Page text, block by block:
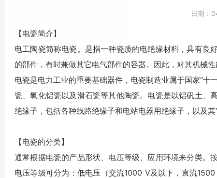
日期：
【电瓷简介】
电工陶瓷简称电瓷。是指一种瓷质的电绝缘材料，具有良
的部件，有时兼做其它电气部件的容器。因此，对其机械
电瓷是电力工业的重要基础器件，电瓷制造业属于国家“
瓷、氧化铝瓷以及滑石瓷等其他陶瓷。电瓷是以铝矾土、
绝缘子，包括各种线路绝缘子和电站电器用绝缘子，以及
【电瓷的分类】
通常根据电瓷的产品形状、电压等级、应用环境来分类。
电压等级可分为：低电压（交流1000 V及以下，直流